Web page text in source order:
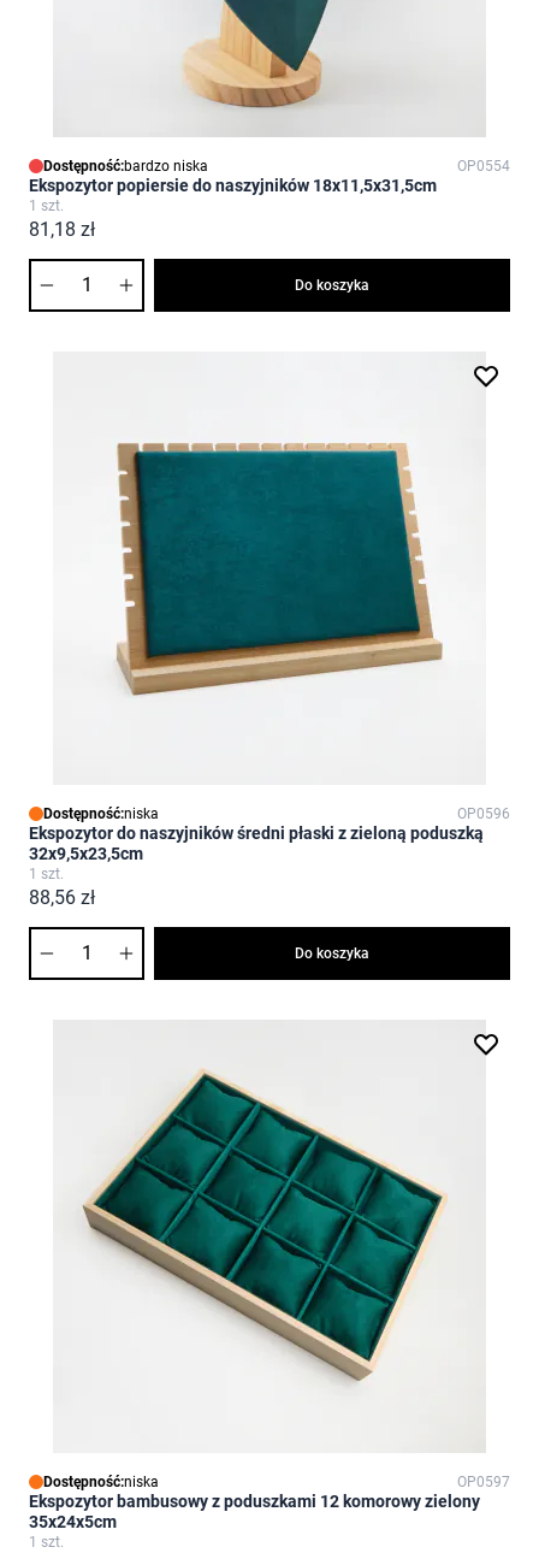
Dostępność:bardzo niska OP0554
Ekspozytor popiersie do naszyjników 18x11,5x31,5cm
1 szt.
81,18 zł
Do koszyka
Dostępność:niska OP0596
Ekspozytor do naszyjników średni płaski z zieloną poduszką
32x9,5x23,5cm
1 szt.
88,56 zł
Do koszyka
Dostępność:niska OP0597
Ekspozytor bambusowy z poduszkami 12 komorowy zielony
35x24x5cm
1 szt.